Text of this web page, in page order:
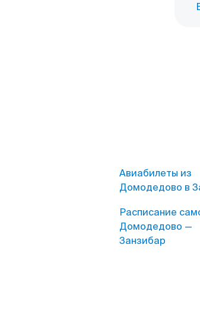
Авиабилеты из
Домодедово в
Расписание
Домодедово —
Занзибар